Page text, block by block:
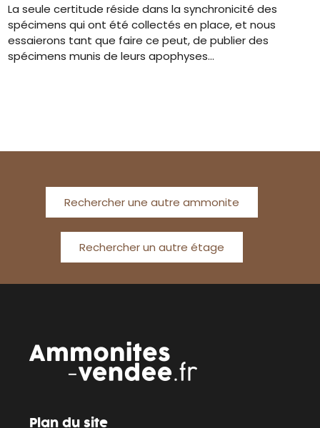
La seule certitude réside dans la synchronicité des
spécimens qui ont été collectés en place, et nous
essaierons tant que faire ce peut, de publier des
spécimens munis de leurs apophyses…
Rechercher une autre ammonite
Rechercher un autre étage
Plan du site